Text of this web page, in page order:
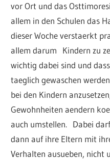
vor Ort und das
allem in den Schulen das
dieser Woche verstaerkt
allem darum Kindern zu
wichtig dabei sind und
taeglich gewaschen
bei den Kindern
Gewohnheiten aendern
auch umstellen. Dabei
dann auf ihre Eltern mit
Verhalten ausueben, nicht